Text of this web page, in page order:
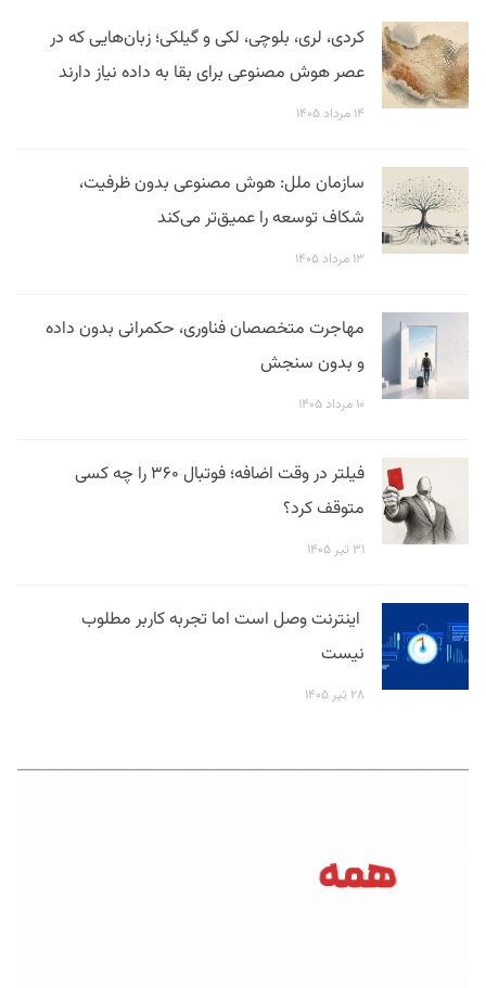
کردی، لری، بلوچی، لکی و گیلکی؛ زبان‌هایی که در
عصر هوش مصنوعی برای بقا به داده نیاز دارند
۱۴ مرداد ۱۴۰۵
سازمان ملل: هوش مصنوعی بدون ظرفیت،
شکاف توسعه را عمیق‌تر می‌کند
۱۳ مرداد ۱۴۰۵
مهاجرت متخصصان فناوری، حکمرانی بدون داده
و بدون سنجش
۱۰ مرداد ۱۴۰۵
فیلتر در وقت اضافه؛ فوتبال ۳۶۰ را چه کسی
متوقف کرد؟
۳۱ تیر ۱۴۰۵
اینترنت وصل است اما تجربه کاربر مطلوب
نیست
۲۸ تیر ۱۴۰۵